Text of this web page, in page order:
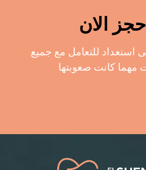
احجز الان
استعداد للتعامل مع جميع
مهما كانت صعوبتها